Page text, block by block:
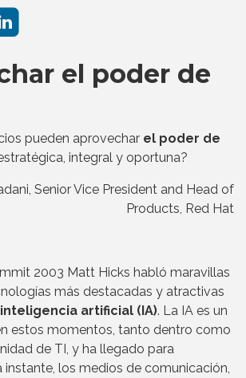
el poder de
pueden aprovechar el poder de
integral y oportuna?
Senior Vice President and Head of
Products, Red Hat
2003 Matt Hicks habló maravillas
más destacadas y atractivas
inteligencia artificial (IA). La IA es un
estos momentos, tanto dentro como
de TI, y ha llegado para
instante, los medios de comunicación,